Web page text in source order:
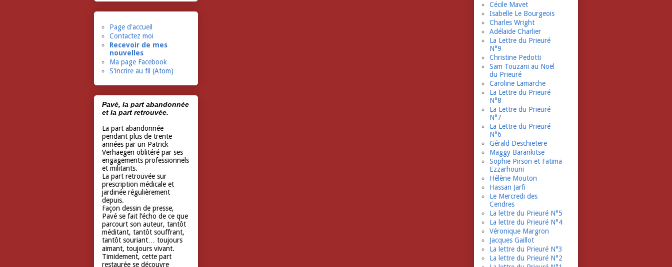
Page d'accueil
Contactez moi
Recevoir de mes
nouvelles
Ma page Facebook
S'incrire au fil (Atom)
Pavé, la part abandonnée
et la part retrouvée.
La part abandonnée
pendant plus de trente
années par un Patrick
Verhaegen oblitéré par ses
engagements professionnels
et militants.
La part retrouvée sur
prescription médicale et
jardinée régulièrement
depuis.
Façon dessin de presse,
Pavé se fait l’écho de ce que
parcourt son auteur, tantôt
méditant, tantôt souffrant,
tantôt souriant… toujours
aimant, toujours vivant.
Timidement, cette part
restaurée se découvre
Cécile Mavet
Isabelle Le Bourgeois
Charles Wright
Adélaïde Charlier
La Lettre du Prieuré
N°9
Christine Pedotti
Sam Touzani au Noël
du Prieuré
Caroline Lamarche
La Lettre du Prieuré
N°8
La Lettre du Prieuré
N°7
La Lettre du Prieuré
N°6
Gérald Deschietere
Maggy Barankitse
Sophie Pirson et Fatima
Ezzarhouni
Hélène Mouton
Hassan Jarfi
Le Mercredi des
Cendres
La lettre du Prieuré N°5
La lettre du Prieuré N°4
Véronique Margron
Jacques Gaillot
La lettre du Prieuré N°3
La lettre du Prieuré N°2